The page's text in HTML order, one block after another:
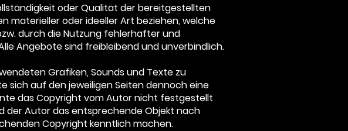
oder Qualität der bereitgestellten
materieller oder ideeller Art beziehen, welche
durch die Nutzung fehlerhafter und
Angebote sind freibleibend und unverbindlich.
Grafiken, Sounds und Texte zu
sich auf den jeweiligen Seiten dennoch eine
das Copyright vom Autor nicht festgestellt
der Autor das entsprechende Objekt nach
Copyright kenntlich machen.